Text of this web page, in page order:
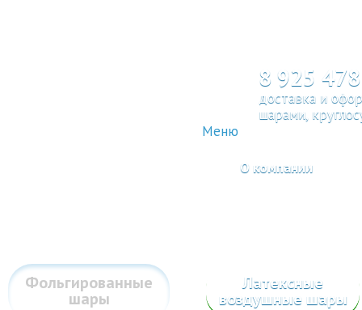
8 925
доставка и
шарами,
Меню
О компании
Фольгированные
шары
Латексные
воздушные шары